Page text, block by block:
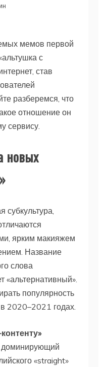
мемов первой
с
став
разберемся, что
отношение он
сервису.
новых
ярким макияжем
Название
слова
«альтернативный».
популярность
2020–2021 годах.
доминирующий
«straight»